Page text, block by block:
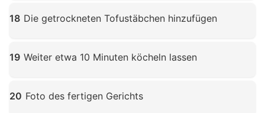
18 Die getrockneten Tofustäbchen hinzufügen
19 Weiter etwa 10 Minuten köcheln lassen
20 Foto des fertigen Gerichts